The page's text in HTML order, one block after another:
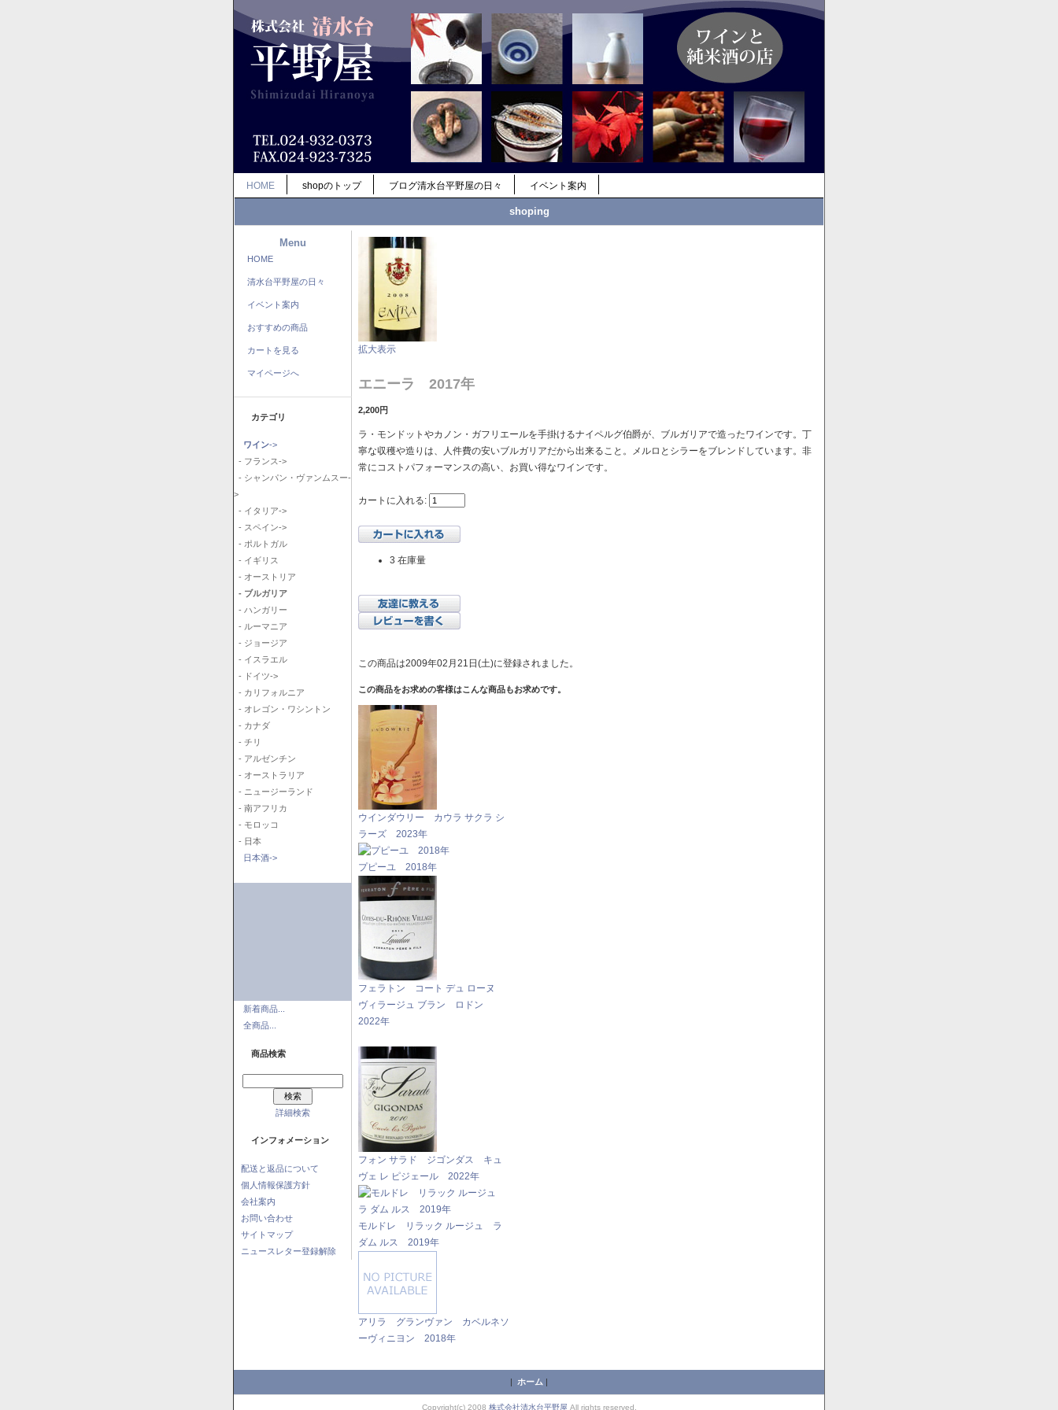
HOME shopのトップ ブログ清水台平野屋の日々 イベント案内
shoping
Menu
HOME
清水台平野屋の日々
イベント案内
おすすめの商品
カートを見る
マイページへ
カテゴリ
ワイン->
- フランス->
- シャンパン・ヴァンムスー-
>
- イタリア->
- スペイン->
- ポルトガル
- イギリス
- オーストリア
- ブルガリア
- ハンガリー
- ルーマニア
- ジョージア
- イスラエル
- ドイツ->
- カリフォルニア
- オレゴン・ワシントン
- カナダ
- チリ
- アルゼンチン
- オーストラリア
- ニュージーランド
- 南アフリカ
- モロッコ
- 日本
日本酒->
新着商品...
全商品...
商品検索
詳細検索
インフォメーション
配送と返品について
個人情報保護方針
会社案内
お問い合わせ
サイトマップ
ニュースレター登録解除
拡大表示
エニーラ 2017年
2,200円
ラ・モンドットやカノン・ガフリエールを手掛けるナイペルグ伯爵が、ブルガリアで造ったワインです。丁
寧な収穫や造りは、人件費の安いブルガリアだから出来ること。メルロとシラーをブレンドしています。非
常にコストパフォーマンスの高い、お買い得なワインです。
カートに入れる:
3 在庫量
この商品は2009年02月21日(土)に登録されました。
この商品をお求めの客様はこんな商品もお求めです。
ウインダウリー カウラ サクラ シ
ラーズ 2023年
プピーユ 2018年
フェラトン コート デュ ローヌ
ヴィラージュ ブラン ロドン
2022年
フォン サラド ジゴンダス キュ
ヴェ レ ピジェール 2022年
モルドレ リラック ルージュ ラ
ダム ルス 2019年
アリラ グランヴァン カベルネソ
ーヴィニヨン 2018年
| ホーム |
Copyright(c) 2008 株式会社清水台平野屋 All rights reserved.